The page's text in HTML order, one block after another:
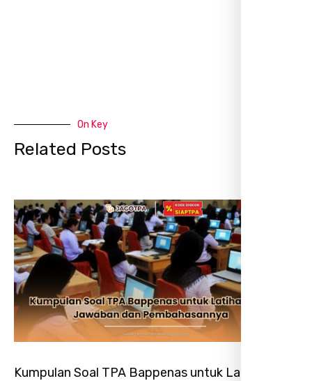
On Key
Related Posts
Kumpulan Soal TPA Bappenas untuk Latihan, Cek